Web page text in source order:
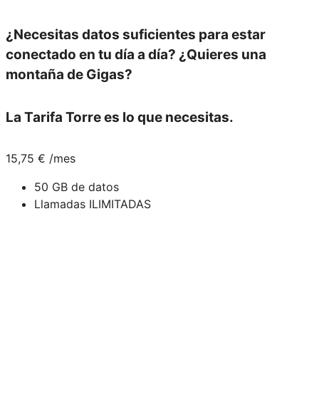
¿Necesitas datos suficientes para estar
conectado en tu día a día? ¿Quieres una
montaña de Gigas?
La Tarifa Torrees lo que necesitas.
15,75 € /mes
50 GB de datos
Llamadas ILIMITADAS